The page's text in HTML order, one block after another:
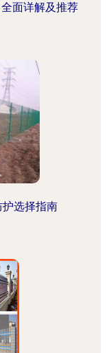
面详解及推荐
选择指南